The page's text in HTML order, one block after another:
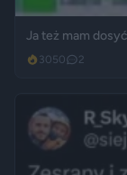
Ja też mam
3050 2